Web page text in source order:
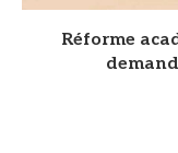
Réforme